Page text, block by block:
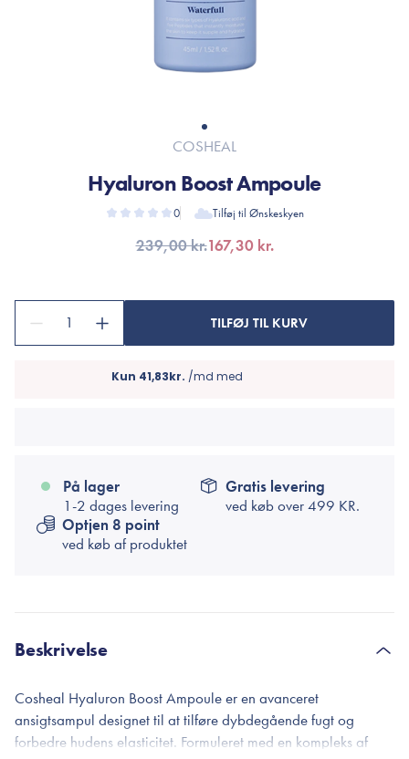
COSHEAL
Hyaluron Boost Ampoule
0 Tilføj til Ønskeskyen
239,00 kr.167,30 kr.
1 TILFØJ TIL KURV
På lager
1-2 dages levering
Gratis levering
ved køb over499 KR.
Optjen 8 point
ved køb af produktet
Beskrivelse
Cosheal Hyaluron Boost Ampoule er en avanceret
ansigtsampul designet til at tilføre dybdegående fugt og
forbedre hudens elasticitet. Formuleret med en kompleks af